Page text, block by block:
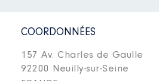
COORDONNÉES
157 Av. Charles de Gaulle
92200 Neuilly-sur-Seine